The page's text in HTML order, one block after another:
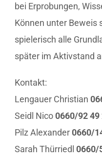
bei Erprobungen,
Können unter Beweis
spielerisch alle
später im Aktivstand
Kontakt:
Lengauer Christian
Seidl Nico0660/92 49
Pilz Alexander0660/
Sarah Thürriedl 0660/